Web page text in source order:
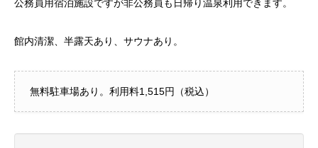
公務員用宿泊施設ですが非公務員も日帰り温泉利用できます。
館内清潔、半露天あり、サウナあり。
無料駐車場あり。利用料1,515円（税込）